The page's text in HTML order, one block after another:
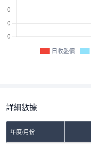
日收盤價
詳細數據
年度/月份